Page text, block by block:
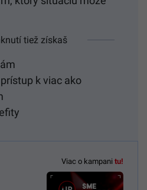
tiež získaš
k viac ako
Viac o kampani tu!